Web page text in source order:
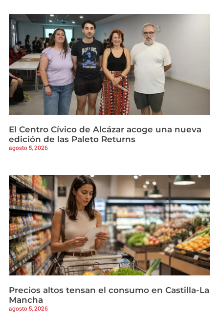
El Centro Cívico de Alcázar acoge una nueva
edición de las Paleto Returns
agosto 5, 2026
Precios altos tensan el consumo en Castilla-La
Mancha
agosto 5, 2026